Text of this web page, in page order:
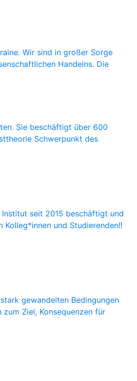
Wir sind in großer Sorge
Handelns. Die
Sie beschäftigt über 600
Schwerpunkt des
Institut seit 2015 beschäftigt und
und Studierenden!!
gewandelten Bedingungen
Ziel, Konsequenzen für